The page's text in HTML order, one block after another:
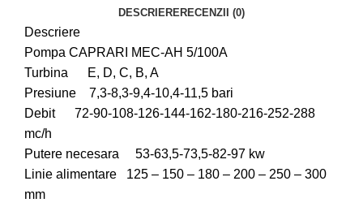
DESCRIERERECENZII (0)
Descriere
Pompa CAPRARI MEC-AH 5/100A
Turbina E, D, C, B, A
Presiune 7,3-8,3-9,4-10,4-11,5 bari
Debit 72-90-108-126-144-162-180-216-252-288
mc/h
Putere necesara 53-63,5-73,5-82-97 kw
Linie alimentare 125 – 150 – 180 – 200 – 250 – 300
mm